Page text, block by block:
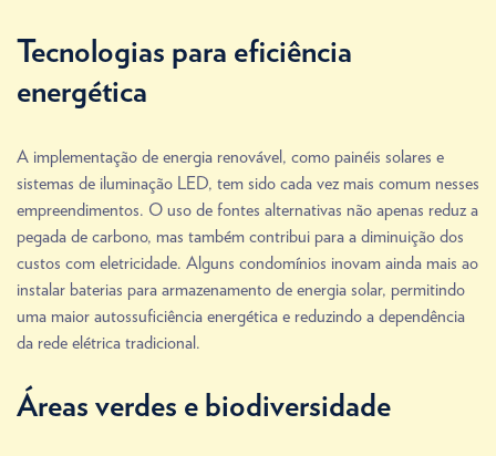
Tecnologias para eficiência
energética
A implementação de energia renovável, como painéis solares e
sistemas de iluminação LED, tem sido cada vez mais comum nesses
empreendimentos. O uso de fontes alternativas não apenas reduz a
pegada de carbono, mas também contribui para a diminuição dos
custos com eletricidade. Alguns condomínios inovam ainda mais ao
instalar baterias para armazenamento de energia solar, permitindo
uma maior autossuficiência energética e reduzindo a dependência
da rede elétrica tradicional.
Áreas verdes e biodiversidade